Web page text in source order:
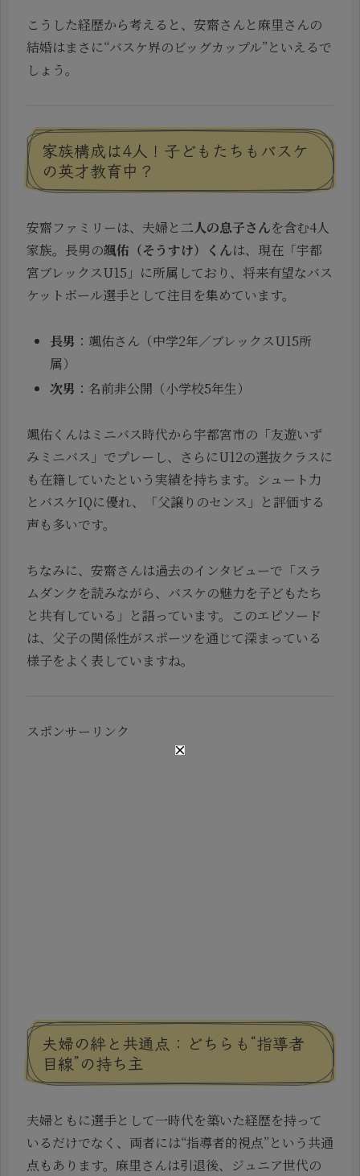
こうした経歴から考えると、安齋さんと麻里さんの
結婚はまさに“バスケ界のビッグカップル”といえるで
しょう。
家族構成は4人！子どもたちもバスケ
の英才教育中？
安齋ファミリーは、夫婦と 二人の息子さんを含む4人
家族。長男の颯佑（そうすけ）くんは、現在「宇都
宮ブレックスU15」に所属しており、将来有望なバス
ケットボール選手として注目を集めています。
長男 ：颯佑さん（中学2年／ブレックスU15所
属）
次男 ：名前非公開（小学校5年生）
颯佑くんはミニバス時代から宇都宮市の「友遊いず
みミニバス」でプレーし、さらにU12の選抜クラスに
も在籍していたという実績を持ちます。シュート力
とバスケIQに優れ、「父譲りのセンス」と評価する
声も多いです。
ちなみに、安齋さんは過去のインタビューで「スラ
ムダンクを読みながら、バスケの魅力を子どもたち
と共有している」と語っています。このエピソード
は、父子の関係性がスポーツを通じて深まっている
様子をよく表していますね。
スポンサーリンク
夫婦の絆と共通点：どちらも“指導者
目線”の持ち主
夫婦ともに選手として一時代を築いた経歴を持って
いるだけでなく、両者には“指導者的視点”という共通
点もあります。麻里さんは引退後、ジュニア世代の